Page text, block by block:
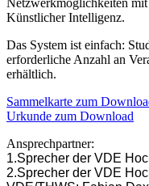
Künstlicher Intelligenz.
Das System ist einfach:
erforderliche Anzahl an
erhältlich.
Sammelkarte zum
Urkunde zum Download
Ansprechpartner:
1.Sprecher der VDE
2.Sprecher der VDE